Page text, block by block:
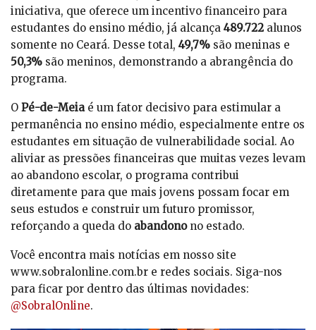
iniciativa, que oferece um incentivo financeiro para
estudantes do ensino médio, já alcança 489.722 alunos
somente no Ceará. Desse total, 49,7% são meninas e
50,3% são meninos, demonstrando a abrangência do
programa.
O Pé-de-Meiaé um fator decisivo para estimular a
permanência no ensino médio, especialmente entre os
estudantes em situação de vulnerabilidade social. Ao
aliviar as pressões financeiras que muitas vezes levam
ao abandono escolar, o programa contribui
diretamente para que mais jovens possam focar em
seus estudos e construir um futuro promissor,
reforçando a queda do abandonono estado.
Você encontra mais notícias em nosso site
www.sobralonline.com.br e redes sociais. Siga-nos
para ficar por dentro das últimas novidades:
@SobralOnline.